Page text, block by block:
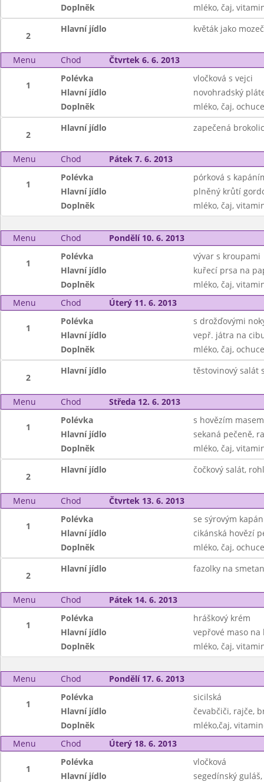
Doplněk
mléko, čaj,
2
Hlavní jídlo květák jako
Menu Chod Čtvrtek 6. 6. 2013
1
Polévka
vločková s vejci
Hlavní jídlo
novohradský
Doplněk
mléko, čaj,
2
Hlavní jídlo zapečená
Menu Chod Pátek 7. 6. 2013
1
Polévka
pórková s
Hlavní jídlo
plněný krůtí
Doplněk
mléko, čaj,
Menu Chod Pondělí 10. 6. 2013
1
Polévka
vývar s kroupami
Hlavní jídlo
kuřecí prsa na
Doplněk
mléko, čaj,
Menu
Chod Úterý 11. 6. 2013
1
Polévka
s drožďovými
Hlavní jídlo
vepř. játra na
Doplněk
mléko, čaj,
2
Hlavní jídlo těstovinový salát
Menu Chod Středa 12. 6. 2013
1
Polévka
s hovězím
Hlavní jídlo
sekaná pečeně,
Doplněk
mléko, čaj,
2
Hlavní jídlo čočkový salát,
Menu Chod Čtvrtek 13. 6. 2013
1
Polévka
se sýrovým
Hlavní jídlo
cikánská hovězí
Doplněk
mléko, čaj,
2
Hlavní jídlo fazolky na
Menu Chod Pátek 14. 6. 2013
1
Polévka
hráškový krém
Hlavní jídlo
vepřové maso
Doplněk
mléko, čaj,
Menu Chod Pondělí 17. 6. 2013
1
Polévka
sicilská
Hlavní jídlo
čevabčiči, rajče,
Doplněk
mléko,čaj,
Menu
Chod Úterý 18. 6. 2013
1
Polévka
vločková
Hlavní jídlo
segedínský